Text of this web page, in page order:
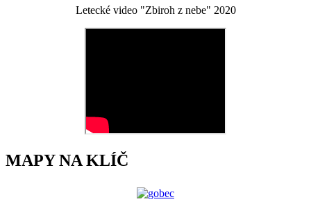
Letecké video "Zbiroh z nebe" 2020
MAPY NA KLÍČ